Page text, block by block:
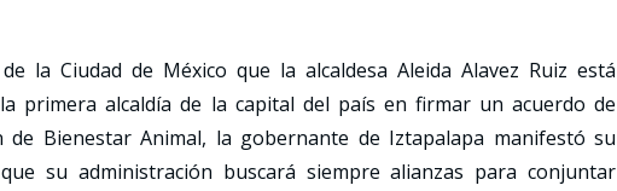
la Ciudad de México que la alcaldesa Aleida Alavez Ruiz está
primera alcaldía de la capital del país en firmar un acuerdo de
de Bienestar Animal, la gobernante de Iztapalapa manifestó su
su administración buscará siempre alianzas para conjuntar